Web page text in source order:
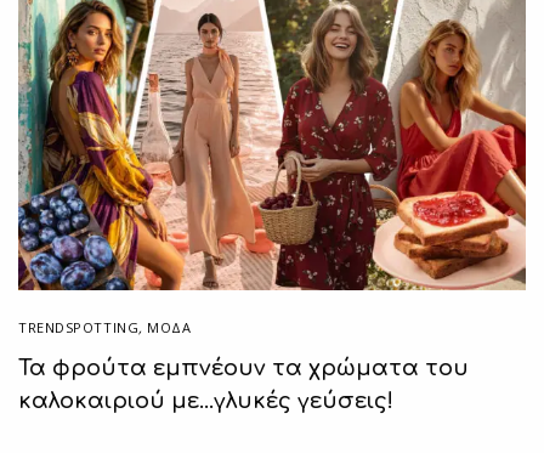
TRENDSPOTTING, ΜΟΔΑ
Τα φρούτα εμπνέουν τα χρώματα του
καλοκαιριού με…γλυκές γεύσεις!